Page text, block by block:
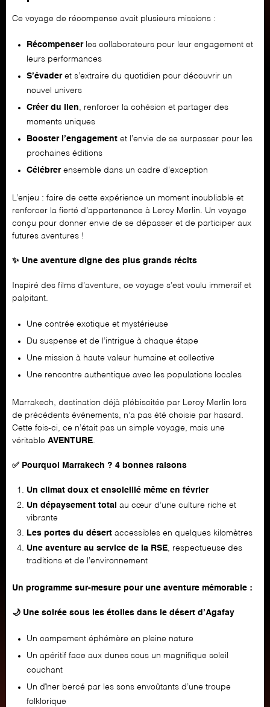
Ce voyage de récompense avait plusieurs missions :
Récompenserles collaborateurs pour leur engagement et
leurs performances
S’évaderet s’extraire du quotidien pour découvrir un
nouvel univers
Créer du lien, renforcer la cohésion et partager des
moments uniques
Booster l’engagement et l’envie de se surpasser pour les
prochaines éditions
Célébrerensemble dans un cadre d’exception
L’enjeu : faire de cette expérience un moment inoubliable et
renforcer la fierté d’appartenance à Leroy Merlin. Un voyage
conçu pour donner envie de se dépasser et de participer aux
futures aventures !
✨ Une aventure digne des plus grands récits
Inspiré des films d’aventure, ce voyage s’est voulu immersif et
palpitant.
Une contrée exotique et mystérieuse
Du suspense et de l’intrigue à chaque étape
Une mission à haute valeur humaine et collective
Une rencontre authentique avec les populations locales
Marrakech, destination déjà plébiscitée par Leroy Merlin lors
de précédents événements, n’a pas été choisie par hasard.
Cette fois-ci, ce n’était pas un simple voyage, mais une
véritable AVENTURE.
✅ Pourquoi Marrakech ? 4 bonnes raisons
Un climat doux et ensoleillé même en février
Un dépaysement total au cœur d’une culture riche et
vibrante
Les portes du désert accessibles en quelques kilomètres
Une aventure au service de la RSE, respectueuse des
traditions et de l’environnement
Un programme sur-mesure pour une aventure mémorable :
🌙 Une soirée sous les étoiles dans le désert d’Agafay
Un campement éphémère en pleine nature
Un apéritif face aux dunes sous un magnifique soleil
couchant
Un dîner bercé par les sons envoûtants d’une troupe
folklorique